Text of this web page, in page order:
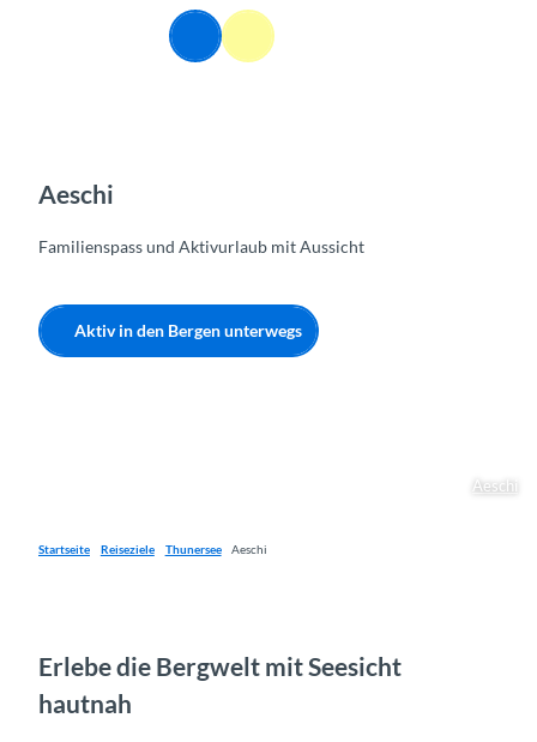
Suche Menü
Aeschi
Aeschi
Familienspass und Aktivurlaub mit Aussicht
Aktiv in den Bergen unterwegs
Startseite Reiseziele Thunersee Aeschi
Erlebe die Bergwelt mit Seesicht
hautnah